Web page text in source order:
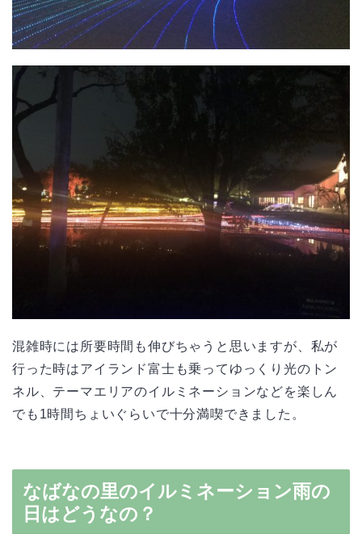
混雑時には所要時間も伸びちゃうと思いますが、私が
行った時はアイランド富士も乗ってゆっくり光のトン
ネル、テーマエリアのイルミネーションなどを楽しん
でも1時間ちょいぐらいで十分満喫できました。
なばなの里のイルミネーション雨の
日はどうなの？